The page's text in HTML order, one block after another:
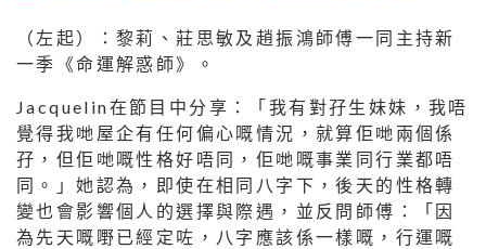
（左起）：黎莉、莊思敏及趙振鴻師傅一同主持新
一季《命運解惑師》。
Jacquelin在節目中分享：「我有對孖生妹妹，我唔
覺得我哋屋企有任何偏心嘅情況，就算佢哋兩個係
孖，但佢哋嘅性格好唔同，佢哋嘅事業同行業都唔
同。」她認為，即使在相同八字下，後天的性格轉
變也會影響個人的選擇與際遇，並反問師傅：「因
為先天嘅嘢已經定咗，八字應該係一樣嘅，行運嘅